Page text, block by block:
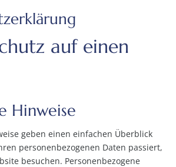
auf einen
Hinweise
geben einen einfachen Überblick
personenbezogenen Daten passiert,
besuchen. Personenbezogene